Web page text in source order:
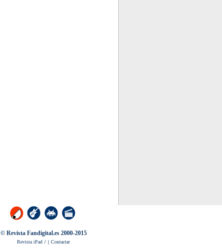
© Revista Fandigital.es 2000-2015
Revista iPad / | Contactar